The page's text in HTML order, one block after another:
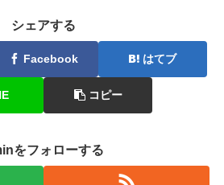
シェアする
Facebook はてブ
コピー
をフォローする